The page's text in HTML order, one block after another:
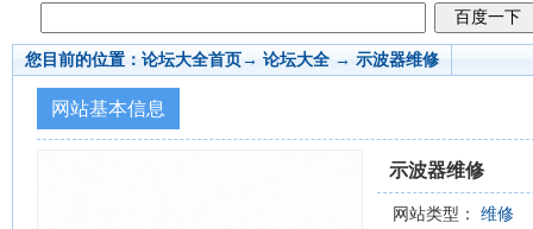
您目前的位置： 论坛大全首页→ 论坛大全 → 示波器维修
网站基本信息
示波器维修
网站类型： 维修